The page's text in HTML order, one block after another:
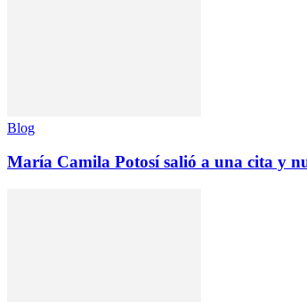
Blog
María Camila Potosí salió a una cita y